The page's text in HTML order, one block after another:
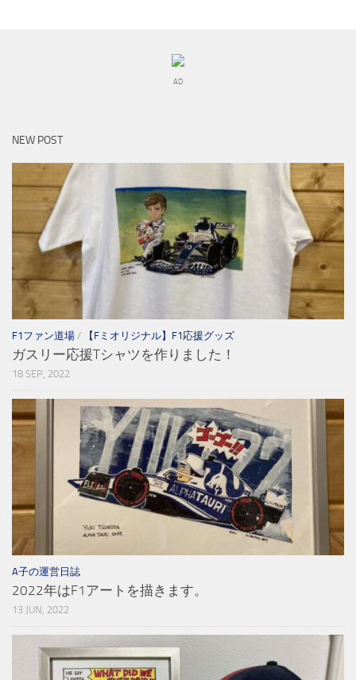
AD
NEW POST
F1ファン道場 / 【Fミオリジナル】F1応援グッズ
ガスリー応援Tシャツを作りました！
18 SEP, 2022
A子の運営日誌
2022年はF1アートを描きます。
13 JUN, 2022